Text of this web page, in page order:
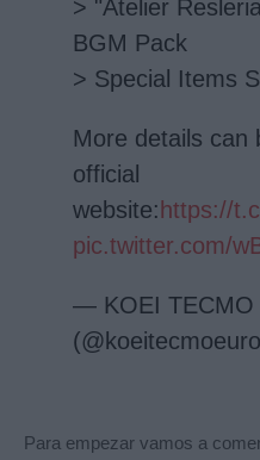
> "Atelier
BGM Pack
> Special Items
More details can
official
website: https://
pic.twitter.com/
— KOEI TECMO
Para empezar vamos a